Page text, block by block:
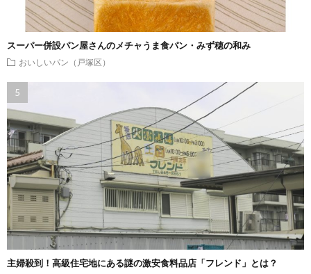
スーパー併設パン屋さんのメチャうま食パン・みず穂の和み
おいしいパン（戸塚区）
主婦殺到！高級住宅地にある謎の激安食料品店「フレンド」とは？